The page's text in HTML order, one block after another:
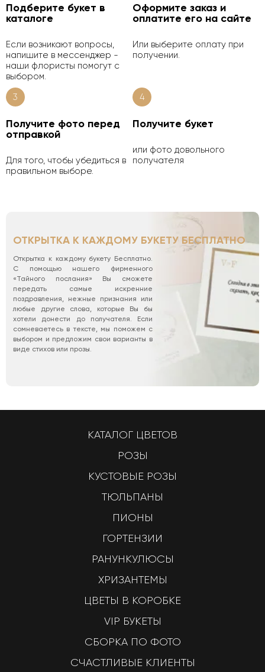
Подберите букет в
каталоге
Если возникают вопросы,
напишите в мессенджер -
наши флористы помогут с
выбором.
Оформите заказ и
оплатите его на сайте
Или выберите оплату при
получении.
3
Получите фото перед
отправкой
Для того, чтобы убедиться в
правильном выборе.
4
Получите букет
или фото довольного
получателя
ОТКРЫТКА К КАЖДОМУ БУКЕТУ БЕСПЛАТНО
Открытка к каждому букету Бесплатно.
С помощью нашего фирменного
«Тайного послания» Вы сможете
передать самые искренние
поздравления, нежные признания или
любые другие слова, которые Вы бы
хотели донести до получателя. Если
сомневаетесь в тексте, мы поможем с
выбором и предложим свои варианты в
виде стихов или прозы.
КАТАЛОГ ЦВЕТОВ
РОЗЫ
КУСТОВЫЕ РОЗЫ
ТЮЛЬПАНЫ
ПИОНЫ
ГОРТЕНЗИИ
РАНУНКУЛЮСЫ
ХРИЗАНТЕМЫ
ЦВЕТЫ В КОРОБКЕ
VIP БУКЕТЫ
СБОРКА ПО ФОТО
СЧАСТЛИВЫЕ КЛИЕНТЫ